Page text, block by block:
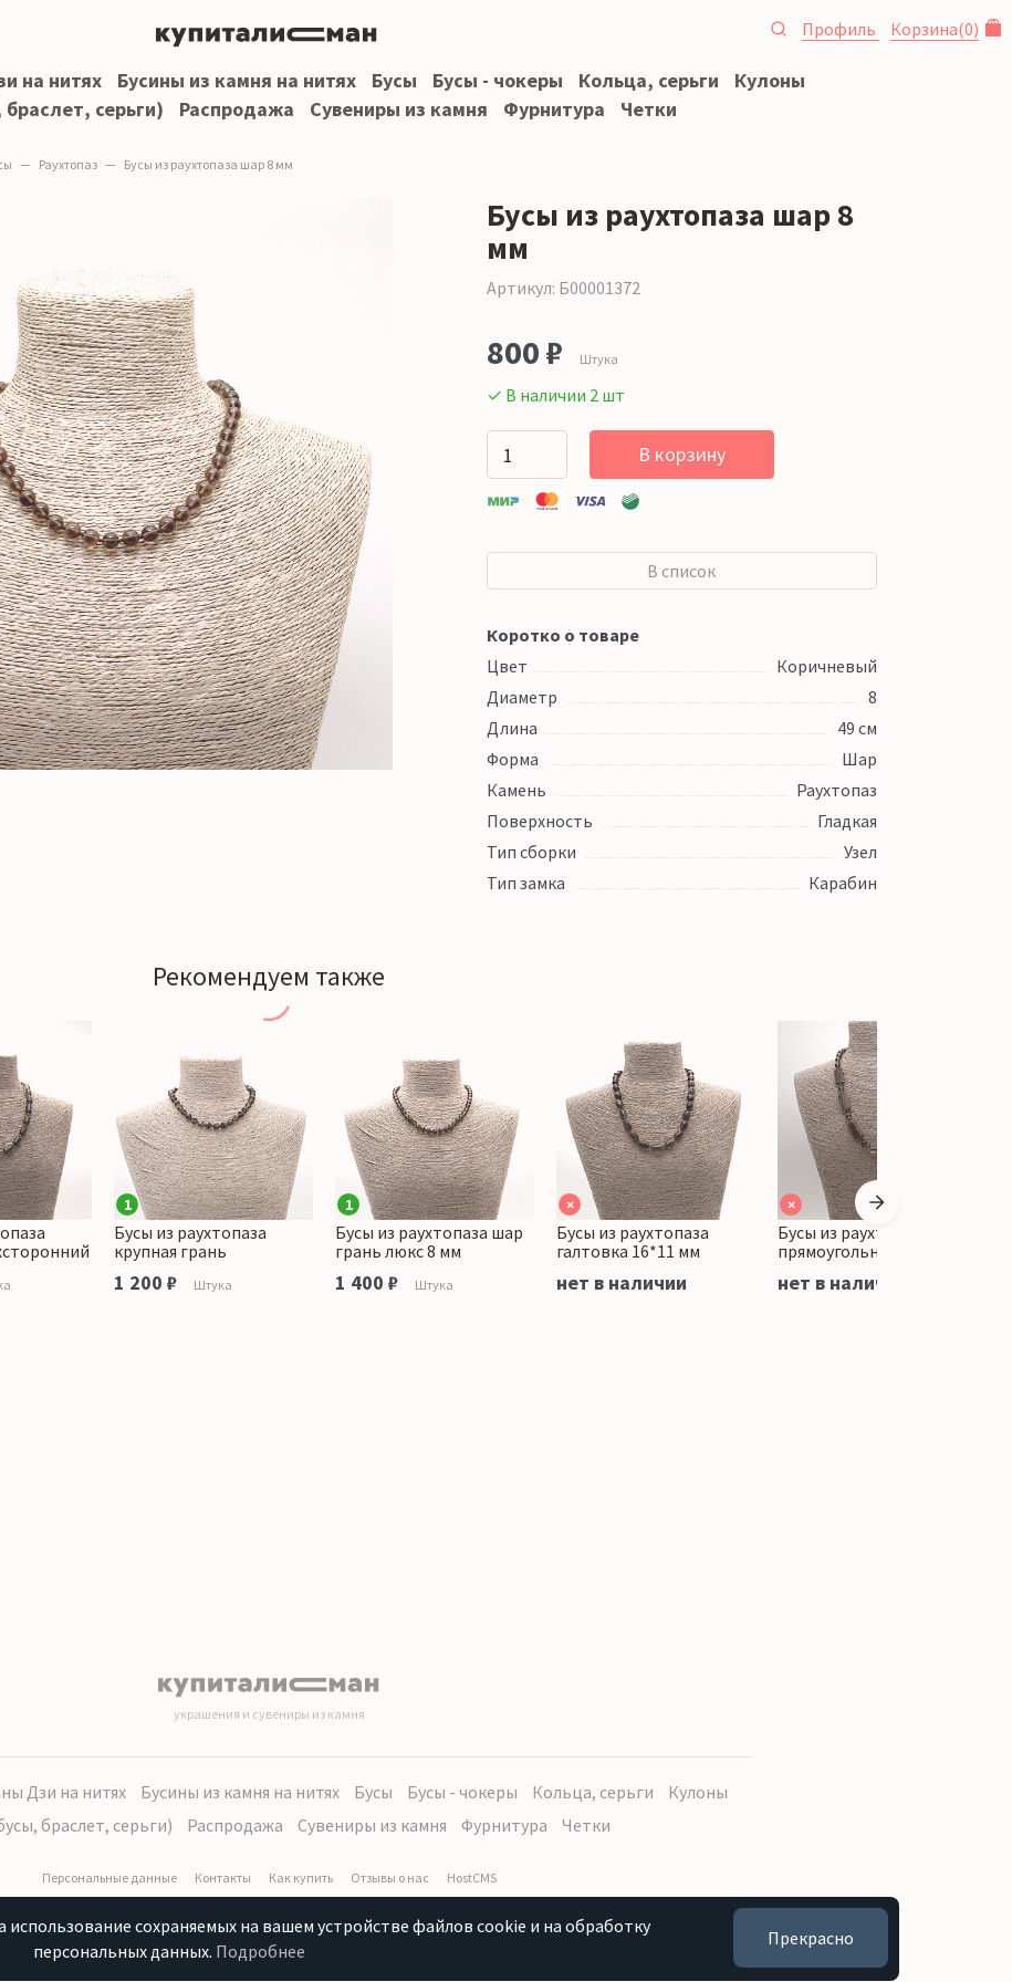
Профиль Корзина(0)
на нитях Бусины из камня на нитях Бусы Бусы - чокеры Кольца, серьги
Кулоны
серьги)
Распродажа Сувениры из камня Фурнитура Четки
Раухтопаз Бусы из раухтопаза шар 8 мм
Бусы из раухтопаза шар 8
мм
Артикул: Б00001372
800 ₽ Штука
✓ В наличии 2 шт
В корзину
В список
Коротко о товаре
Цвет
Коричневый
Диаметр
8
Длина
49 см
Форма
Шар
Камень
Раухтопаз
Поверхность
Гладкая
Тип сборки
Узел
Тип замка
Карабин
Рекомендуем также
1
Бусы из раухтопаза
крупная грань
1 200 ₽ Штука
1
Бусы из раухтопаза шар
грань люкс 8 мм
1 400 ₽ Штука
×
Бусы из раухтопаза
галтовка 16*11 мм
нет в наличии
×
Бусы из раухтопаза
прямоугольник грань
нет в наличии
украшения и сувениры из камня
Дзи на нитях Бусины из камня на нитях Бусы Бусы - чокеры Кольца, серьги
Кулоны
браслет, серьги)
Распродажа Сувениры из камня Фурнитура Четки
Персональные данные Контакты Как купить Отзывы о нас HostCMS
использование сохраняемых на вашем устройстве файлов cookie и на обработку
персональных данных. Подробнее
Прекрасно